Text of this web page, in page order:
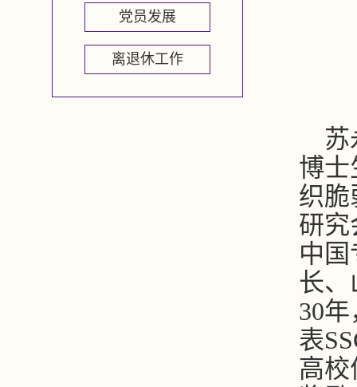
党员发展
离退休工作
苏
博士
织脆
研究
中
长、
30年
表
高